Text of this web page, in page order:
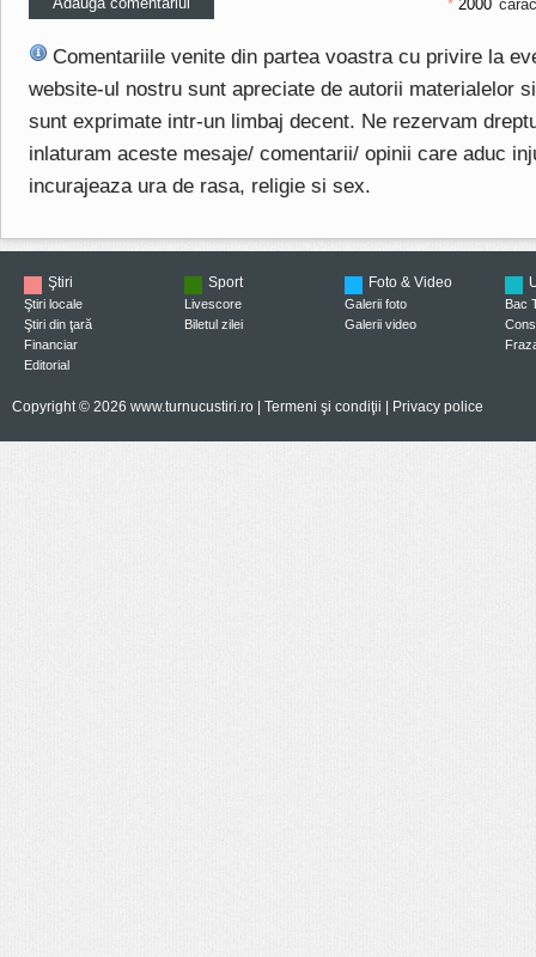
*
Comentariile venite din partea voastra cu privire la
website-ul nostru sunt apreciate de autorii materialelor
sunt exprimate intr-un limbaj decent. Ne rezervam
inlaturam aceste mesaje/ comentarii/ opinii care aduc
incurajeaza ura de rasa, religie si sex.
Ştiri
Ştiri locale
Ştiri din ţară
Financiar
Editorial
Sport
Livescore
Biletul zilei
Foto & Video
Galerii foto
Galerii video
Bac
Copyright © 2026 www.turnucustiri.ro | Termeni şi condiţii Privacy police